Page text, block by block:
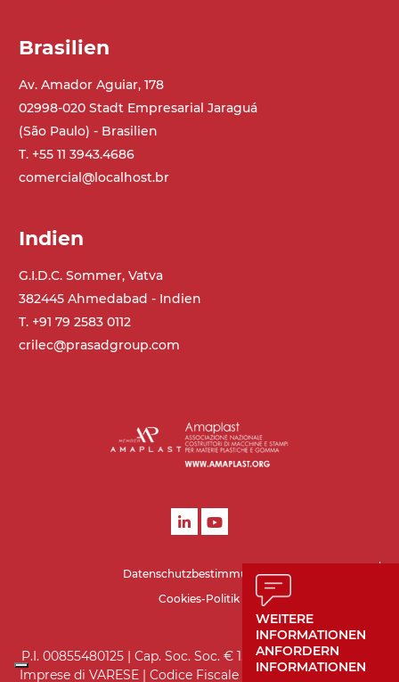
WEITERE
INFORMATIONEN
ANFORDERN
INFORMATIONEN
mit Gliedern aus PP Oberfläche blau
Rippen aus PP
Antrieb
direkt, Zug (linke Seite),
Untersetzungsgetriebe mit Kupplung, 3-
3Ph
Geschwindigkeit
4,6 m/Minute
Steuerung
Brasilien
Av. Amador Aguiar, 178
02998-020 Stadt Empresarial Jaraguá
(São Paulo) - Brasilien
T. +55 11 3943.4686
comercial@localhost.br
Indien
G.I.D.C. Sommer, Vatva
382445 Ahmedabad - Indien
T. +91 79 2583 0112
crilec@prasadgroup.com
Datenschutzbestimmungen
Cookies-Politik
P.I. 00855480125 | Cap. Soc. Soc. € 1.560.000 i.v. | Registro
Imprese di VARESE | Codice Fiscale 05970930151 | R.E.A. di